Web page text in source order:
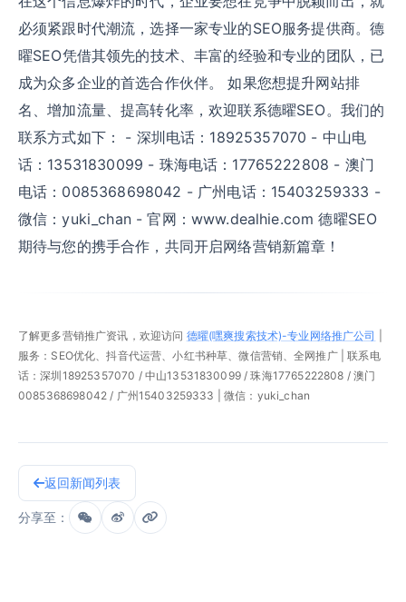
必须紧跟时代潮流，选择一家专业的SEO服务提供商。德
曜SEO凭借其领先的技术、丰富的经验和专业的团队，已
成为众多企业的首选合作伙伴。 如果您想提升网站排
名、增加流量、提高转化率，欢迎联系德曜SEO。我们的
联系方式如下： - 深圳电话：18925357070 - 中山电
话：13531830099 - 珠海电话：17765222808 - 澳门
电话：0085368698042 - 广州电话：15403259333 -
微信：yuki_chan - 官网：www.dealhie.com 德曜SEO
期待与您的携手合作，共同开启网络营销新篇章！
了解更多营销推广资讯，欢迎访问 德曜(嘿爽搜索技术)-专业网络推广公司
服务：SEO优化、抖音代运营、小红书种草、微信营销、全网推广 | 联系电
话：深圳18925357070 / 中山13531830099 / 珠海17765222808 / 澳门
0085368698042 / 广州15403259333 | 微信：yuki_chan
返回新闻列表
分享至：